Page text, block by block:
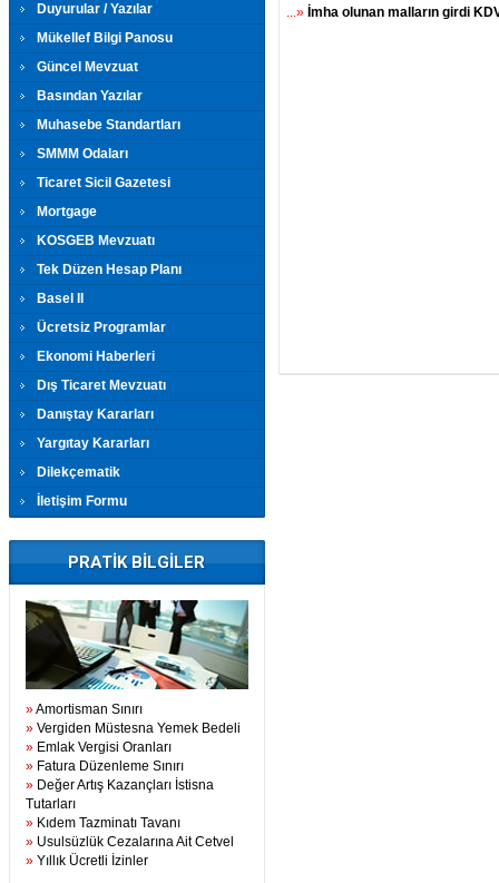
Duyurular / Yazılar
Mükellef Bilgi Panosu
Güncel Mevzuat
Basından Yazılar
Muhasebe Standartları
SMMM Odaları
Ticaret Sicil Gazetesi
Mortgage
KOSGEB Mevzuatı
Tek Düzen Hesap Planı
Basel II
Ücretsiz Programlar
Ekonomi Haberleri
Dış Ticaret Mevzuatı
Danıştay Kararları
Yargıtay Kararları
Dilekçematik
İletişim Formu
PRATİK BİLGİLER
»Amortisman Sınırı
» Vergiden Müstesna Yemek Bedeli
» Emlak Vergisi Oranları
» Fatura Düzenleme Sınırı
» Değer Artış Kazançları İstisna
Tutarları
» Kıdem Tazminatı Tavanı
» Usulsüzlük Cezalarına Ait Cetvel
» Yıllık Ücretli İzinler
...» İmha olunan malların girdi